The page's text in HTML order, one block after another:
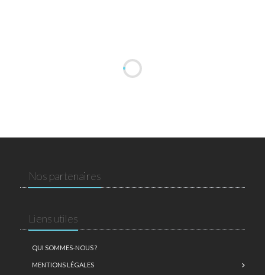
Nos partenaires
Liens utiles
QUI SOMMES-NOUS ?
MENTIONS LÉGALES